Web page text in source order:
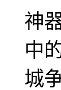
神
中
城